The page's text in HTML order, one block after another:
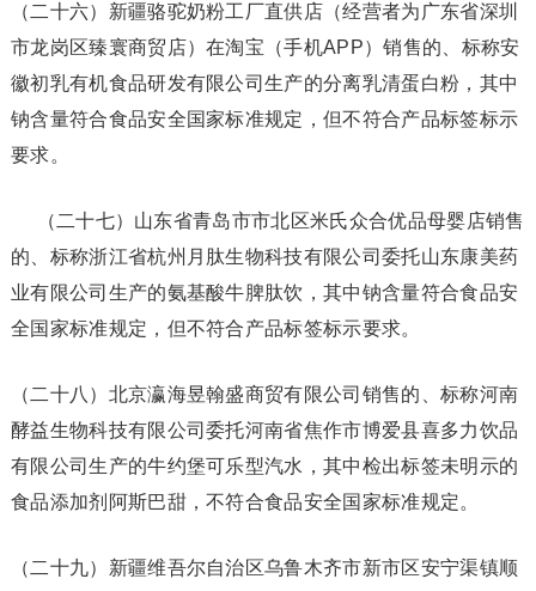
（二十六）新疆骆驼奶粉工厂直供店（经营者为广东省深圳
市龙岗区臻寰商贸店）在淘宝（手机APP）销售的、标称安
徽初乳有机食品研发有限公司生产的分离乳清蛋白粉，其中
钠含量符合食品安全国家标准规定，但不符合产品标签标示
要求。
（二十七）山东省青岛市市北区米氏众合优品母婴店销售
的、标称浙江省杭州月肽生物科技有限公司委托山东康美药
业有限公司生产的氨基酸牛脾肽饮，其中钠含量符合食品安
全国家标准规定，但不符合产品标签标示要求。
（二十八）北京瀛海昱翰盛商贸有限公司销售的、标称河南
酵益生物科技有限公司委托河南省焦作市博爱县喜多力饮品
有限公司生产的牛约堡可乐型汽水，其中检出标签未明示的
食品添加剂阿斯巴甜，不符合食品安全国家标准规定。
（二十九）新疆维吾尔自治区乌鲁木齐市新市区安宁渠镇顺